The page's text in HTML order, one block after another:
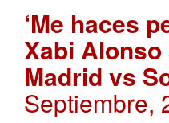
‘Me haces
Xabi
Madrid vs
Septiembre,